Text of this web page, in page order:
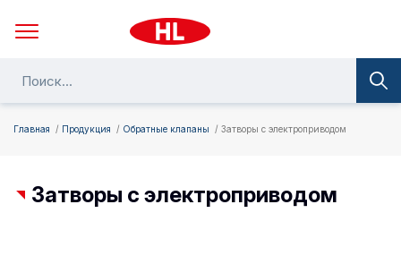
Главная Продукция Обратные клапаны Затворы с электроприводом
Затворы с электроприводом